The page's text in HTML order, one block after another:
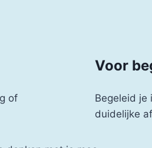
of
Voor
Begeleid je
duidelijke